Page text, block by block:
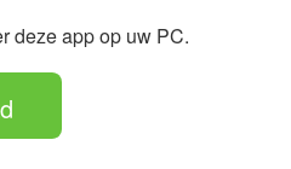
deze app op uw PC.